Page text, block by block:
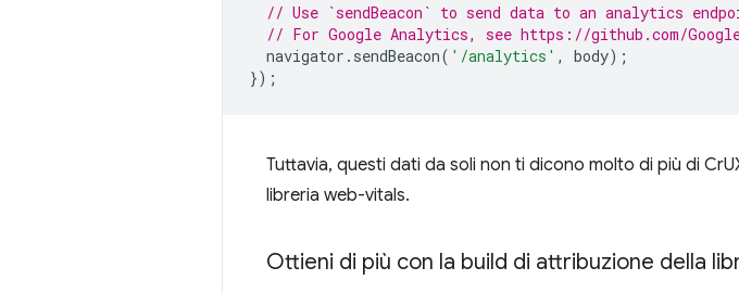
// Use `sendBeacon` to send data to an analytics
// For Google Analytics, see https://github.com/
navigator . sendBeacon( '/analytics' , body);
});
Tuttavia, questi dati da soli non ti dicono molto di più di
libreria web-vitals.
Ottieni di più con la build di attribuzione della